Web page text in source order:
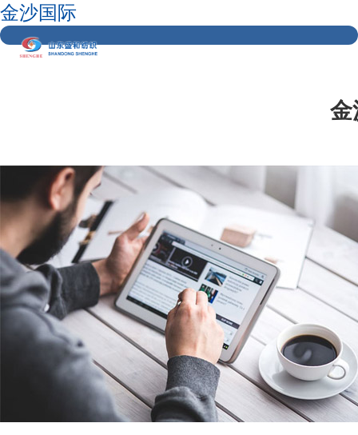
金沙国际
金